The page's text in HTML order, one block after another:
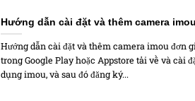
Hướng dẫn cài đặt và thêm camera
Hướng dẫn cài đặt và thêm camera imou đơn
trong Google Play hoặc Appstore tải về và cài
dụng imou, và sau đó đăng ký...